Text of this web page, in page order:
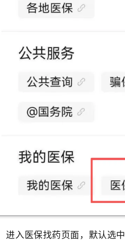
进入医保找药页面，默认选中